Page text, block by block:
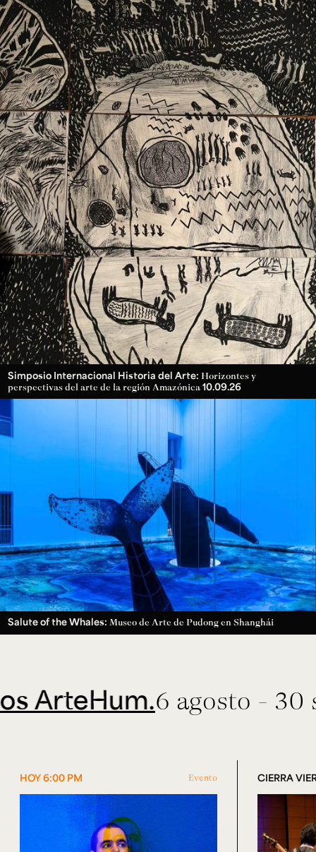
Configuración de cookies
Universidad de los Andes | Vigilada Mineducación.
Reconocimiento como universidad: Decreto 1297 del 30
de mayo de 1964. Reconocimiento de personería jurídica:
Resolución 28 del 23 de febrero de 1949, Minjusticia.
Acreditación institucional de alta calidad, 10 años:
Resolución 000194 del 16 de enero del 2025.
Ext. 2626
Posgrados
Ext. 4925
Educación
Continua
Ext. 4795
Simposio Internacional Historia del Arte: Horizontes y
perspectivas del arte de la región Amazónica 10.09.26
Salute of the Whales: Museo de Arte de Pudong en Shanghái
6 agosto - 30
HOY 6:00 PM Evento CIERRA